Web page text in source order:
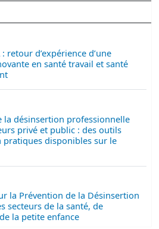
: retour d’expérience d’une
en santé travail et santé
la désinsertion professionnelle
privé et public : des outils
pratiques disponibles sur le
la Prévention de la Désinsertion
secteurs de la santé, de
la petite enfance